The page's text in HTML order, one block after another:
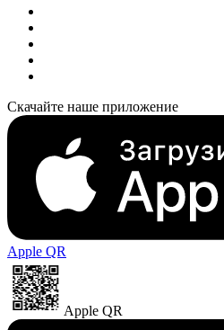
Скачайте наше приложение
Apple QR
Apple QR